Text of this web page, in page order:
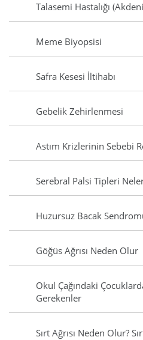
Talasemi Hastalığı
Meme Biyopsisi
Safra Kesesi İltihabı
Gebelik Zehirlenmesi
Astım Krizlerinin Sebebi
Serebral Palsi Tipleri
Huzursuz Bacak
Göğüs Ağrısı Neden Olur
Okul Çağındaki
Gerekenler
Sırt Ağrısı Neden Olur?